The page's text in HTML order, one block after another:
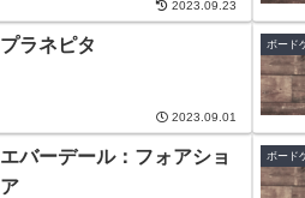
2023.09.23
プラネピタ
2023.09.01
ボード
エバーデール：フォアショ
ア
ボード